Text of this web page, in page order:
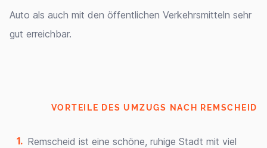
Auto als auch mit den öffentlichen Verkehrsmitteln sehr
gut erreichbar.
VORTEILE DES UMZUGS NACH REMSCHEID
Remscheid ist eine schöne, ruhige Stadt mit viel